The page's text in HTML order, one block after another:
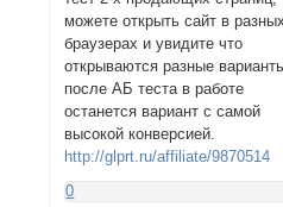
можете открыть сайт в
браузерах и увидите что
открываются разные
после АБ теста в работе
останется вариант с самой
высокой конверсией.
http://glprt.ru/affiliate/9870514
0